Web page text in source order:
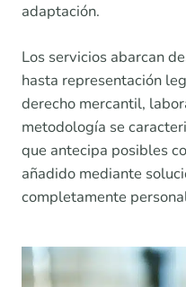
adaptación.
Los servicios abarcan
hasta representación
derecho mercantil,
metodología se
que antecipa posibles
añadido mediante
completamente